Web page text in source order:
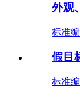
外观
标准
假目
标准